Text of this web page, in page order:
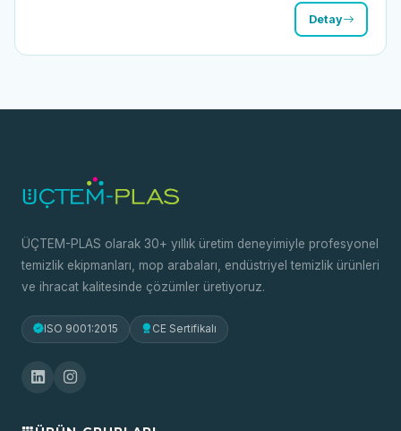
Detay
ÜÇTEM-PLAS olarak 30+ yıllık üretim deneyimiyle profesyonel
temizlik ekipmanları, mop arabaları, endüstriyel temizlik ürünleri
ve ihracat kalitesinde çözümler üretiyoruz.
ISO 9001:2015 CE Sertifikalı